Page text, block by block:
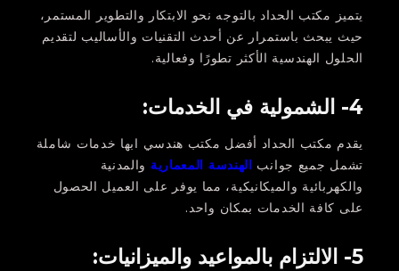
يتميز مكتب الحداد بالتوجه نحو الابتكار والتطوير المستمر،
حيث يبحث باستمرار عن أحدث التقنيات والأساليب لتقديم
الحلول الهندسية الأكثر تطورًا وفعالية.
4- الشمولية في الخدمات:
يقدم مكتب الحداد أفضل مكتب هندسي ابها خدمات شاملة
تشمل جميع جوانب الهندسة المعمارية والمدنية
والكهربائية والميكانيكية، مما يوفر على العميل الحصول
على كافة الخدمات بمكان واحد.
5- الالتزام بالمواعيد والميزانيات: